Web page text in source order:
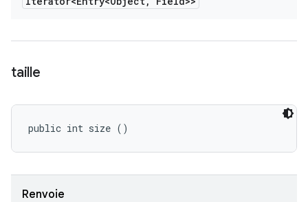
taille
public int size ()
Renvoie